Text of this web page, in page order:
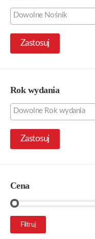
Zastosuj
Rok wydania
Zastosuj
Cena
Cena
min.
Cena
maks.
Filtruj